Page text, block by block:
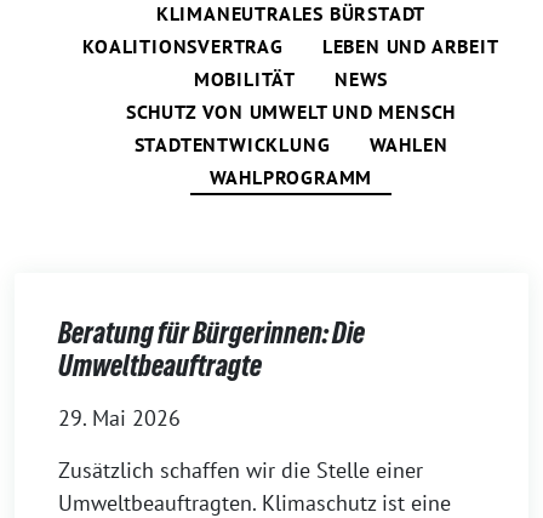
KLIMANEUTRALES BÜRSTADT
KOALITIONSVERTRAG
LEBEN UND ARBEIT
MOBILITÄT
NEWS
SCHUTZ VON UMWELT UND MENSCH
STADTENTWICKLUNG
WAHLEN
WAHLPROGRAMM
Beratung für Bürgerinnen: Die
Umweltbeauftragte
29. Mai 2026
Zusätzlich schaffen wir die Stelle einer
Umweltbeauftragten. Klimaschutz ist eine